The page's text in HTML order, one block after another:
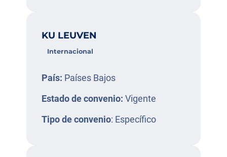
KU LEUVEN
Internacional
País: Países Bajos
Estado de convenio: Vigente
Tipo de convenio: Específico